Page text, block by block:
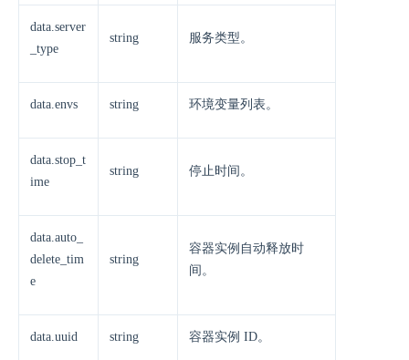
data.server
_type
string 服务类型。
data.envs string 环境变量列表。
data.stop_t
ime
string 停止时间。
data.auto_
delete_tim
e
string
容器实例自动释放时
间。
data.uuid string 容器实例 ID。